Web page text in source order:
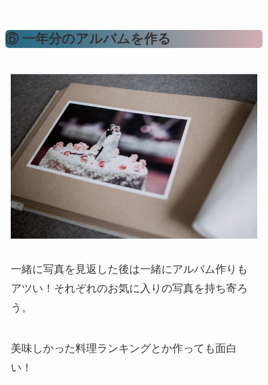
⑥ 一年分のアルバムを作る
一緒に写真を見返した後は一緒にアルバム作りも
アツい！それぞれのお気に入りの写真を持ち寄ろ
う。
美味しかった料理ランキングとか作っても面白
い！